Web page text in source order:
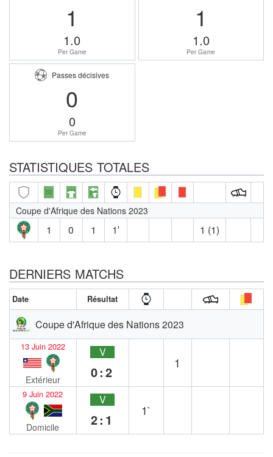
1
1.0
Per Game
1
1.0
Per Game
Passes décisives
0
0
Per Game
STATISTIQUES TOTALES
Coupe d'Afrique des Nations 2023
1 0 1 1′ 1 (1)
DERNIERS MATCHS
Date Résultat
Coupe d'Afrique des Nations 2023
13 Juin 2022
Extérieur
V
0:2
1
9 Juin 2022
Domicile
V
2:1
1`